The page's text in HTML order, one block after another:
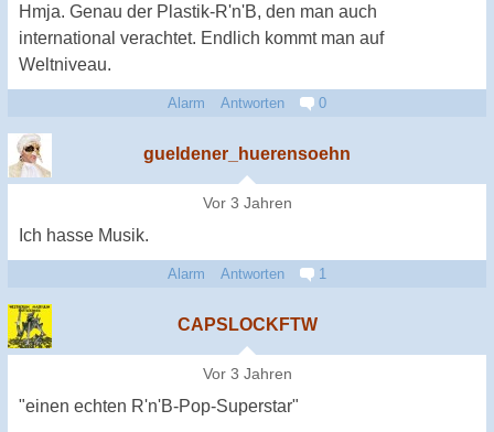
Hmja. Genau der Plastik-R'n'B, den man auch
international verachtet. Endlich kommt man auf
Weltniveau.
Alarm Antworten 0
gueldener_huerensoehn
Vor 3 Jahren
Ich hasse Musik.
Alarm Antworten 1
CAPSLOCKFTW
Vor 3 Jahren
"einen echten R'n'B-Pop-Superstar"